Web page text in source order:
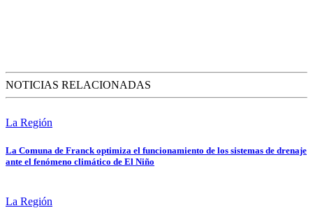
NOTICIAS RELACIONADAS
La Región
La Comuna de Franck optimiza el funcionamiento de los sistemas de drenaje
ante el fenómeno climático de El Niño
La Región